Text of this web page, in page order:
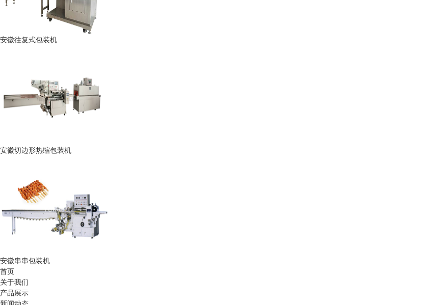
安徽往复式包装机
安徽切边形热缩包装机
安徽串串包装机
首页
关于我们
产品展示
新闻动态